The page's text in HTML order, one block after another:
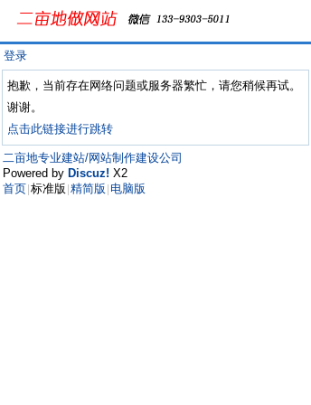
登录
抱歉，当前存在网络问题或服务器繁忙，请您稍候再试。
谢谢。
点击此链接进行跳转
二亩地专业建站/网站制作建设公司
Powered by Discuz! X2
首页 标准版 精简版 电脑版